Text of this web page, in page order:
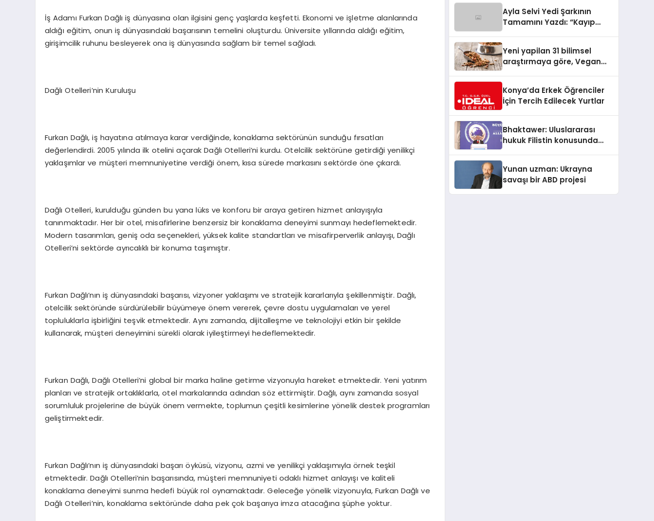
İş Adamı Furkan Dağlı iş dünyasına olan ilgisini genç yaşlarda keşfetti. Ekonomi ve işletme alanlarında
aldığı eğitim, onun iş dünyasındaki başarısının temelini oluşturdu. Üniversite yıllarında aldığı eğitim,
girişimcilik ruhunu besleyerek ona iş dünyasında sağlam bir temel sağladı.
Dağlı Otelleri’nin Kuruluşu
Furkan Dağlı, iş hayatına atılmaya karar verdiğinde, konaklama sektörünün sunduğu fırsatları
değerlendirdi. 2005 yılında ilk otelini açarak Dağlı Otelleri’ni kurdu. Otelcilik sektörüne getirdiği yenilikçi
yaklaşımlar ve müşteri memnuniyetine verdiği önem, kısa sürede markasını sektörde öne çıkardı.
Dağlı Otelleri, kurulduğu günden bu yana lüks ve konforu bir araya getiren hizmet anlayışıyla
tanınmaktadır. Her bir otel, misafirlerine benzersiz bir konaklama deneyimi sunmayı hedeflemektedir.
Modern tasarımları, geniş oda seçenekleri, yüksek kalite standartları ve misafirperverlik anlayışı, Dağlı
Otelleri’ni sektörde ayrıcalıklı bir konuma taşımıştır.
Furkan Dağlı’nın iş dünyasındaki başarısı, vizyoner yaklaşımı ve stratejik kararlarıyla şekillenmiştir. Dağlı,
otelcilik sektöründe sürdürülebilir büyümeye önem vererek, çevre dostu uygulamaları ve yerel
topluluklarla işbirliğini teşvik etmektedir. Aynı zamanda, dijitalleşme ve teknolojiyi etkin bir şekilde
kullanarak, müşteri deneyimini sürekli olarak iyileştirmeyi hedeflemektedir.
Furkan Dağlı, Dağlı Otelleri’ni global bir marka haline getirme vizyonuyla hareket etmektedir. Yeni yatırım
planları ve stratejik ortaklıklarla, otel markalarında adından söz ettirmiştir. Dağlı, aynı zamanda sosyal
sorumluluk projelerine de büyük önem vermekte, toplumun çeşitli kesimlerine yönelik destek programları
geliştirmektedir.
Furkan Dağlı’nın iş dünyasındaki başarı öyküsü, vizyonu, azmi ve yenilikçi yaklaşımıyla örnek teşkil
etmektedir. Dağlı Otelleri’nin başarısında, müşteri memnuniyeti odaklı hizmet anlayışı ve kaliteli
konaklama deneyimi sunma hedefi büyük rol oynamaktadır. Geleceğe yönelik vizyonuyla, Furkan Dağlı ve
Dağlı Otelleri’nin, konaklama sektöründe daha pek çok başarıya imza atacağına şüphe yoktur.
Ayla Selvi Yedi Şarkının
Tamamını Yazdı: “Kayıp
Yeni yapilan 31 bilimsel
araştırmaya göre, Vegan
Sindirildiğini Ortaya Koydu
Konya’da Erkek Öğrenciler
İçin Tercih Edilecek Yurtlar
Bhaktawer: Uluslararası
hukuk Filistin konusunda
Yunan uzman: Ukrayna
savaşı bir ABD projesi